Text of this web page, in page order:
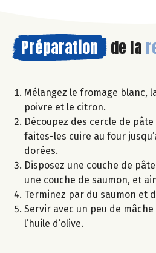
Préparation de la
Mélangez le fromage blanc,
poivre et le citron.
Découpez des cercle de
faites-les cuire au four
dorées.
Disposez une couche de
une couche de saumon, et
Terminez par du saumon et
Servir avec un peu de
l’huile d’olive.